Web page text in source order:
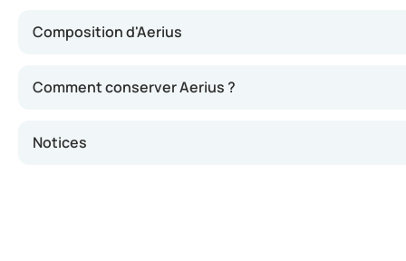
Composition d'Aerius
Comment conserver Aerius ?
Notices